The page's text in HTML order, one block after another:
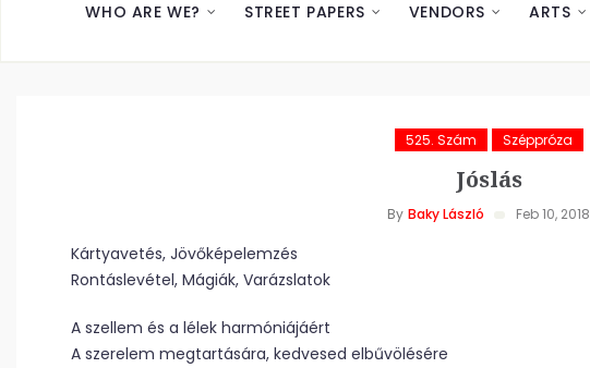
WHO ARE WE? STREET PAPERS VENDORS ARTS
525. Szám Széppróza
Jóslás
By Baky László Feb 10, 2018
Kártyavetés, Jövőképelemzés
Rontáslevétel, Mágiák, Varázslatok
A szellem és a lélek harmóniájáért
A szerelem megtartására, kedvesed elbűvölésére